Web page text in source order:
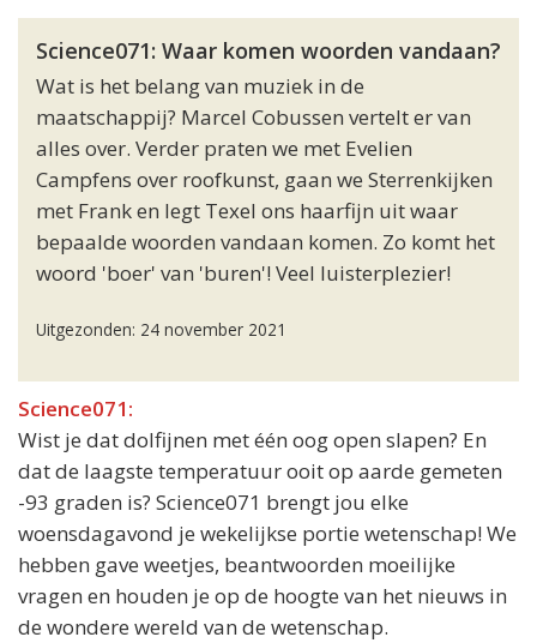
Science071: Waar komen woorden vandaan?
Wat is het belang van muziek in de
maatschappij? Marcel Cobussen vertelt er van
alles over. Verder praten we met Evelien
Campfens over roofkunst, gaan we Sterrenkijken
met Frank en legt Texel ons haarfijn uit waar
bepaalde woorden vandaan komen. Zo komt het
woord 'boer' van 'buren'! Veel luisterplezier!
Uitgezonden: 24 november 2021
Science071:
Wist je dat dolfijnen met één oog open slapen? En
dat de laagste temperatuur ooit op aarde gemeten
-93 graden is? Science071 brengt jou elke
woensdagavond je wekelijkse portie wetenschap! We
hebben gave weetjes, beantwoorden moeilijke
vragen en houden je op de hoogte van het nieuws in
de wondere wereld van de wetenschap.